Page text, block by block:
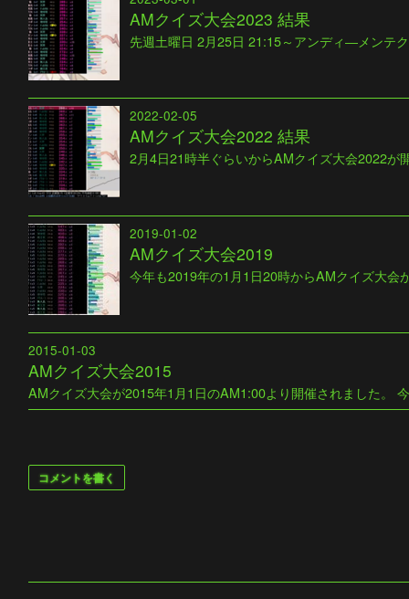
AMクイズ大会2023 結果
先週土曜日 2月25日 21:15～アンディ―メンテ
2022-02-05
AMクイズ大会2022 結果
2月4日21時半ぐらいからAMクイズ大会2022
2019-01-02
AMクイズ大会2019
今年も2019年の1月1日20時からAMクイズ大会
2015-01-03
AMクイズ大会2015
AMクイズ大会が2015年1月1日のAM1:00より開催されました。
コメントを書く